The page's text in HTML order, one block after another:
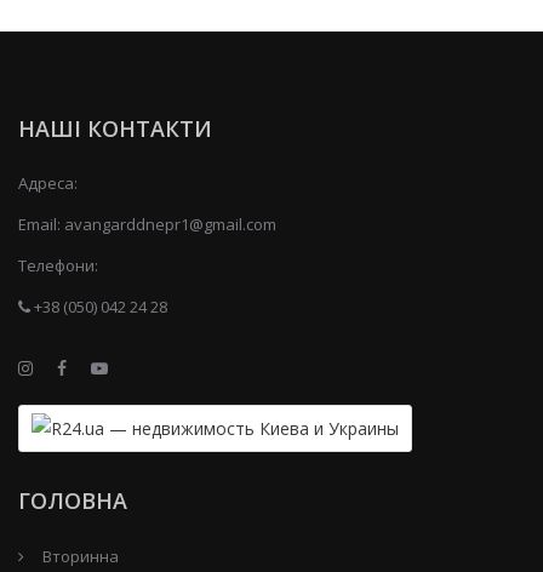
НАШІ КОНТАКТИ
Адреса:
Email: avangarddnepr1@gmail.com
Телефони:
+38 (050) 042 24 28
ГОЛОВНА
Вторинна